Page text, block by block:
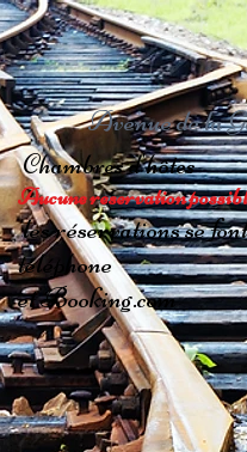
Avenue de la
Chambres d'hôtes
Aucune reservation
les réservations se
téléphone
et Booking.com